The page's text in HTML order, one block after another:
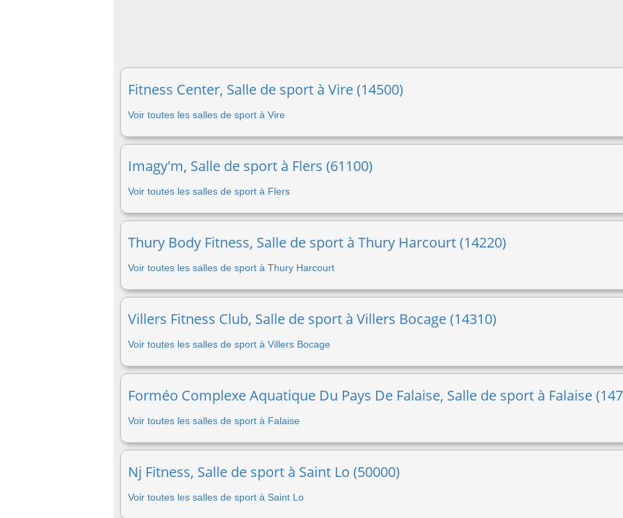
Fitness Center, Salle de sport à Vire (14500)
Voir toutes les salles de sport à Vire
Imagy'm, Salle de sport à Flers (61100)
Voir toutes les salles de sport à Flers
Thury Body Fitness, Salle de sport à Thury Harcourt (14220)
Voir toutes les salles de sport à Thury Harcourt
Villers Fitness Club, Salle de sport à Villers Bocage (14310)
Voir toutes les salles de sport à Villers Bocage
Forméo Complexe Aquatique Du Pays De Falaise, Salle de sport à Falaise
Voir toutes les salles de sport à Falaise
Nj Fitness, Salle de sport à Saint Lo (50000)
Voir toutes les salles de sport à Saint Lo